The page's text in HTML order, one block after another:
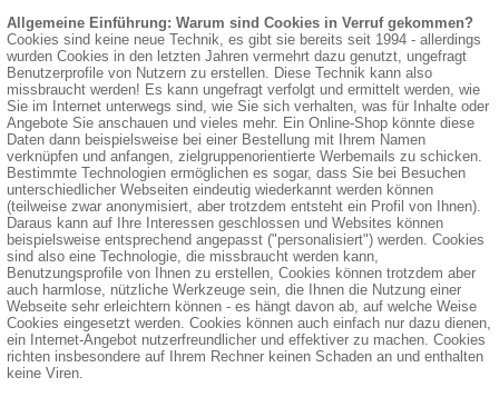
Allgemeine Einführung: Warum sind Cookies in Verruf gekommen?
Cookies sind keine neue Technik, es gibt sie bereits seit 1994 - allerdings
wurden Cookies in den letzten Jahren vermehrt dazu genutzt, ungefragt
Benutzerprofile von Nutzern zu erstellen. Diese Technik kann also
missbraucht werden! Es kann ungefragt verfolgt und ermittelt werden, wie
Sie im Internet unterwegs sind, wie Sie sich verhalten, was für Inhalte oder
Angebote Sie anschauen und vieles mehr. Ein Online-Shop könnte diese
Daten dann beispielsweise bei einer Bestellung mit Ihrem Namen
verknüpfen und anfangen, zielgruppenorientierte Werbemails zu schicken.
Bestimmte Technologien ermöglichen es sogar, dass Sie bei Besuchen
unterschiedlicher Webseiten eindeutig wiederkannt werden können
(teilweise zwar anonymisiert, aber trotzdem entsteht ein Profil von Ihnen).
Daraus kann auf Ihre Interessen geschlossen und Websites können
beispielsweise entsprechend angepasst ("personalisiert") werden. Cookies
sind also eine Technologie, die missbraucht werden kann,
Benutzungsprofile von Ihnen zu erstellen, Cookies können trotzdem aber
auch harmlose, nützliche Werkzeuge sein, die Ihnen die Nutzung einer
Webseite sehr erleichtern können - es hängt davon ab, auf welche Weise
Cookies eingesetzt werden. Cookies können auch einfach nur dazu dienen,
ein Internet-Angebot nutzerfreundlicher und effektiver zu machen. Cookies
richten insbesondere auf Ihrem Rechner keinen Schaden an und enthalten
keine Viren.